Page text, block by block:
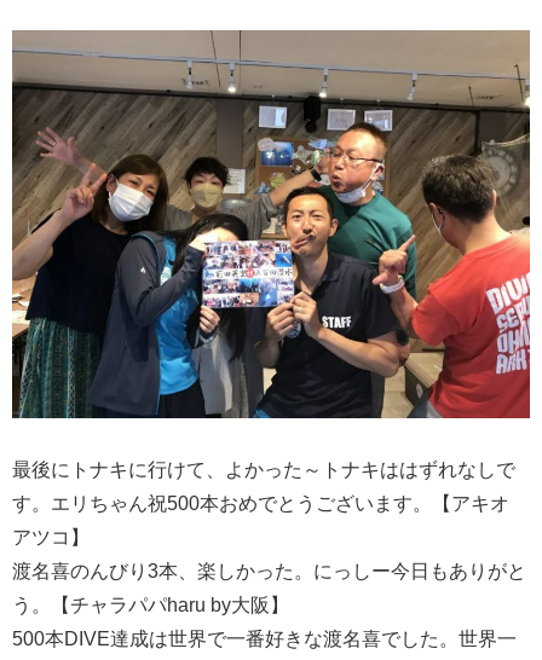
最後にトナキに行けて、よかった～トナキははずれなしで
す。エリちゃん祝500本おめでとうございます。【アキオ
アツコ】
渡名喜のんびり3本、楽しかった。にっしー今日もありがと
う。【チャラパパharu by大阪】
500本DIVE達成は世界で一番好きな渡名喜でした。世界一